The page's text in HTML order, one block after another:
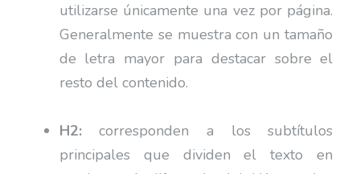
utilizarse únicamente una vez por página.
Generalmente se muestra con un tamaño
de letra mayor para destacar sobre el
resto del contenido.
H2:corresponden a los subtítulos
principales que dividen el texto en